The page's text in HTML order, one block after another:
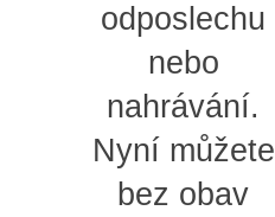
odposlechu
nebo
nahrávání.
Nyní můžete
bez obav